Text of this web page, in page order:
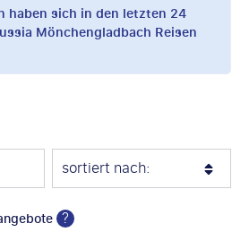
haben sich in den letzten 24
Mönchengladbach Reisen
sortiert nach:
?